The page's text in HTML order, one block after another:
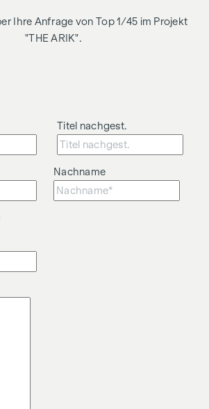
Ihre Anfrage von Top 1/45 im Projekt
"THE ARIK".
Titel nachgest.
Nachname